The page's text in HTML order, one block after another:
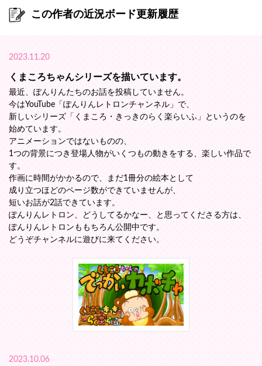
この作者の近況ボード更新履歴
2023.11.20
くまころちゃんシリーズを描いています。
最近、ぽんりんたちのお話を投稿していません。
今はYouTube「ぽんりんレトロンチャンネル」で、
新しいシリーズ「くまころ・きっきのらく楽らいふ」というのを
始めています。
アニメーションではないものの、
1つの背景につき登場人物がいくつもの動きをする、楽しい作品で
す。
作画に時間がかかるので、まだ1冊分の絵本として
成り立つほどのページ数ができていませんが、
短いお話が2話できています。
ぽんりんレトロン、どうしてるかなー、と思ってくださる方は、
ぽんりんレトロンももちろん公開中です。
どうぞチャンネルに遊びに来てください。
2023.10.06